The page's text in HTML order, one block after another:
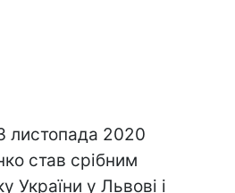
листопада 2020
став срібним
України у Львові і